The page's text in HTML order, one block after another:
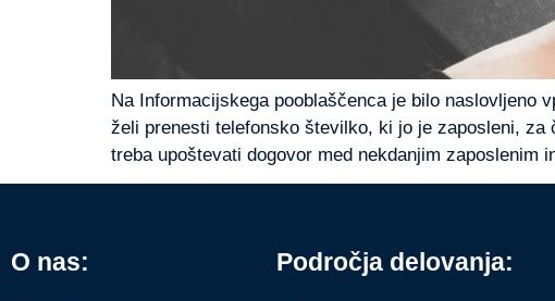
Na Informacijskega pooblaščenca je bilo naslovljeno
želi prenesti telefonsko številko, ki jo je zaposleni, za
treba upoštevati dogovor med nekdanjim
O nas: Področja delovanja: